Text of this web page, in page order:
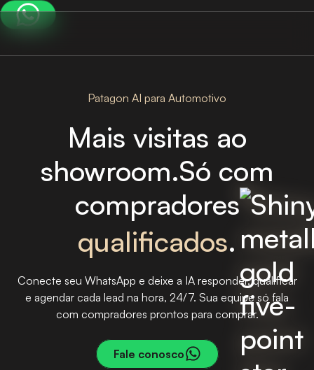
Patagon AI para Automotivo
Mais visitas ao
showroom.Só com
compradores
qualificados.
Conecte seu WhatsApp e deixe a IA responder, qualificar
e agendar cada lead na hora, 24/7. Sua equipe só fala
com compradores prontos para comprar.
Fale conosco